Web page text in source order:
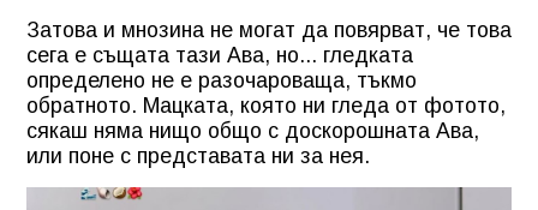
Затова и мнозина не могат да повярват, че това
сега е същата тази Ава, но... гледката
определено не е разочароваща, тъкмо
обратното. Мацката, която ни гледа от фотото,
сякаш няма нищо общо с доскорошната Ава,
или поне с представата ни за нея.